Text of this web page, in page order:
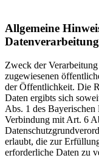
Allgemeine
Zweck der
zugewiesenen
der Öffentlichkeit. Die
Daten ergibts sich
Abs. 1 des
Verbindung mit Art. 6
erlaubt, die zur
erforderliche Daten zu